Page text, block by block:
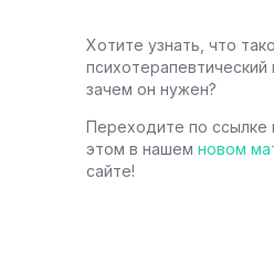
Хотите узнать, что
психотерапевтический
зачем он нужен?
Переходите по ссылке
этом в нашем новом
сайте!